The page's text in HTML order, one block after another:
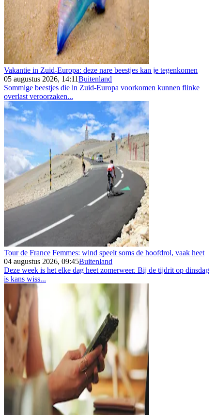
Vakantie in Zuid-Europa: deze nare beestjes kan je tegenkomen
05 augustus 2026, 14:11Buitenland
Sommige beestjes die in Zuid-Europa voorkomen kunnen flinke
overlast veroorzaken...
Tour de France Femmes: wind speelt soms de hoofdrol, vaak heet
04 augustus 2026, 09:45Buitenland
Deze week is het elke dag heet zomerweer. Bij de tijdrit op dinsdag
is kans wiss...